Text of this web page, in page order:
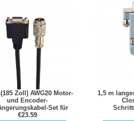
Zoll) AWG20 Motor-
und Encoder-
Set für
23 und 24 Closed Loop
€23.59
1,5 m